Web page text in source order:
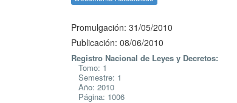
Promulgación: 31/05/2010
Publicación: 08/06/2010
Registro Nacional de Leyes y Decretos:
Tomo: 1
Semestre: 1
Año: 2010
Página: 1006